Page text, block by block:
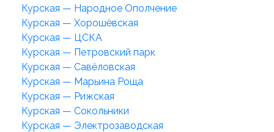
Курская — Народное Ополчение
Курская — Хорошёвская
Курская — ЦСКА
Курская — Петровский парк
Курская — Савёловская
Курская — Марьина Роща
Курская — Рижская
Курская — Сокольники
Курская — Электрозаводская